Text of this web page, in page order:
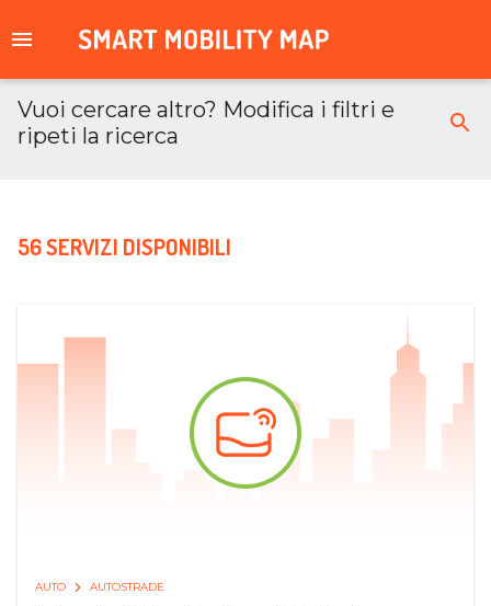
Vuoi cercare altro? Modifica i filtri e
ripeti la ricerca
56 SERVIZI DISPONIBILI
AUTO AUTOSTRADE